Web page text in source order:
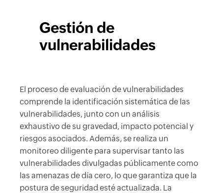
Gestión de
vulnerabilidades
El proceso de evaluación de vulnerabilidades
comprende la identificación sistemática de las
vulnerabilidades, junto con un análisis
exhaustivo de su gravedad, impacto potencial y
riesgos asociados. Además, se realiza un
monitoreo diligente para supervisar tanto las
vulnerabilidades divulgadas públicamente como
las amenazas de día cero, lo que garantiza que la
postura de seguridad esté actualizada. La